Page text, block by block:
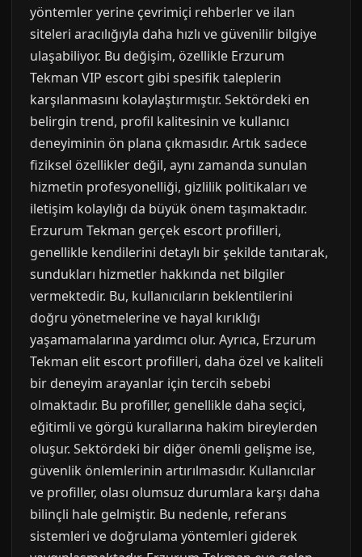
yöntemler yerine çevrimiçi rehberler ve ilan
siteleri aracılığıyla daha hızlı ve güvenilir bilgiye
ulaşabiliyor. Bu değişim, özellikle Erzurum
Tekman VIP escort gibi spesifik taleplerin
karşılanmasını kolaylaştırmıştır. Sektördeki en
belirgin trend, profil kalitesinin ve kullanıcı
deneyiminin ön plana çıkmasıdır. Artık sadece
fiziksel özellikler değil, aynı zamanda sunulan
hizmetin profesyonelliği, gizlilik politikaları ve
iletişim kolaylığı da büyük önem taşımaktadır.
Erzurum Tekman gerçek escort profilleri,
genellikle kendilerini detaylı bir şekilde tanıtarak,
sundukları hizmetler hakkında net bilgiler
vermektedir. Bu, kullanıcıların beklentilerini
doğru yönetmelerine ve hayal kırıklığı
yaşamamalarına yardımcı olur. Ayrıca, Erzurum
Tekman elit escort profilleri, daha özel ve kaliteli
bir deneyim arayanlar için tercih sebebi
olmaktadır. Bu profiller, genellikle daha seçici,
eğitimli ve görgü kurallarına hakim bireylerden
oluşur. Sektördeki bir diğer önemli gelişme ise,
güvenlik önlemlerinin artırılmasıdır. Kullanıcılar
ve profiller, olası olumsuz durumlara karşı daha
bilinçli hale gelmiştir. Bu nedenle, referans
sistemleri ve doğrulama yöntemleri giderek